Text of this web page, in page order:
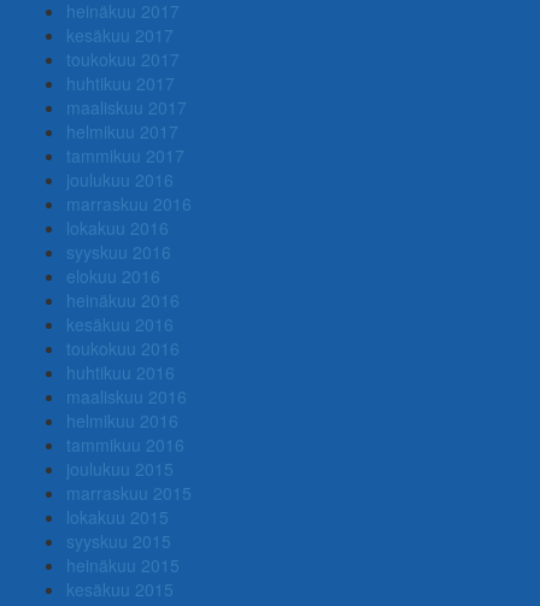
heinäkuu 2017
kesäkuu 2017
toukokuu 2017
huhtikuu 2017
maaliskuu 2017
helmikuu 2017
tammikuu 2017
joulukuu 2016
marraskuu 2016
lokakuu 2016
syyskuu 2016
elokuu 2016
heinäkuu 2016
kesäkuu 2016
toukokuu 2016
huhtikuu 2016
maaliskuu 2016
helmikuu 2016
tammikuu 2016
joulukuu 2015
marraskuu 2015
lokakuu 2015
syyskuu 2015
heinäkuu 2015
kesäkuu 2015